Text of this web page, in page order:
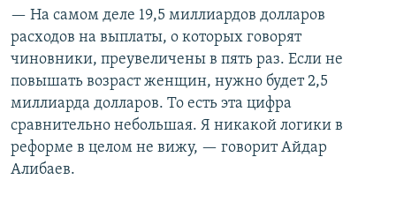
— На самом деле 19,5 миллиардов долларов
расходов на выплаты, о которых говорят
чиновники, преувеличены в пять раз. Если не
повышать возраст женщин, нужно будет 2,5
миллиарда долларов. То есть эта цифра
сравнительно небольшая. Я никакой логики в
реформе в целом не вижу, — говорит Айдар
Алибаев.